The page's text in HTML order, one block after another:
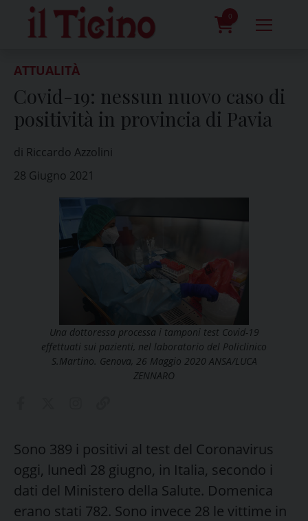
content
0
ATTUALITÀ
Covid-19: nessun nuovo caso di
positività in provincia di Pavia
di Riccardo Azzolini
28 Giugno 2021
Una dottoressa processa i tamponi test Covid-19
effettuati sui pazienti, nel laboratorio del Policlinico
S.Martino. Genova, 26 Maggio 2020 ANSA/LUCA
ZENNARO
Sono 389 i positivi al test del Coronavirus
oggi, lunedì 28 giugno, in Italia, secondo i
dati del Ministero della Salute. Domenica
erano stati 782. Sono invece 28 le vittime in